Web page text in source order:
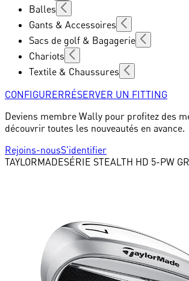
Balles
Gants & Accessoires
Sacs de golf & Bagagerie
Chariots
Textile & Chaussures
CONFIGURERRÉSERVER UN FITTING
Deviens membre Wally pour profitez des
découvrir toutes les nouveautés en avance.
Rejoins-nousS'identifier
TAYLORMADESÉRIE STEALTH HD 5-PW